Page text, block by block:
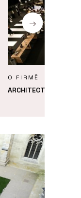
O FIRMĚ
ARCHITECT@WORK